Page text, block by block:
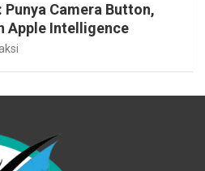
Camera Button,
Apple Intelligence